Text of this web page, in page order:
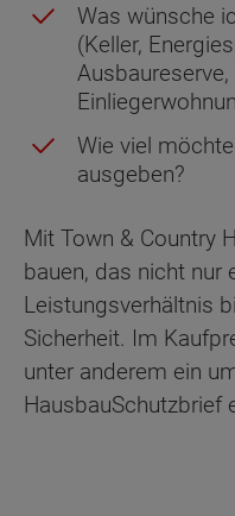
Was wünsche
(Keller,
Wie viel
ausgeben?
Mit Town & Country
bauen, das nicht nur
Leistungsverhältnis
Sicherheit. Im
unter anderem ein
HausbauSchutzbrief